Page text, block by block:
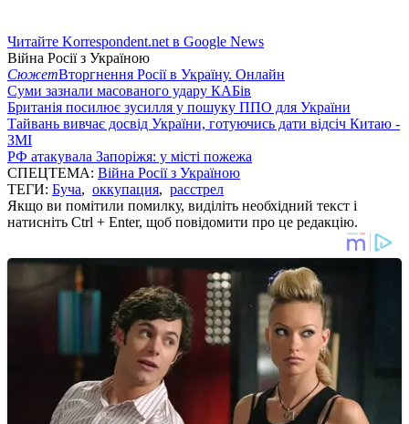
Читайте Korrespondent.net в Google News
Війна Росії з Україною
СюжетВторгнення Росії в Україну. Онлайн
Суми зазнали масованого удару КАБів
Британія посилює зусилля у пошуку ППО для України
Тайвань вивчає досвід України, готуючись дати відсіч Китаю -
ЗМІ
РФ атакувала Запоріжя: у місті пожежа
СПЕЦТЕМА: Війна Росії з Україною
ТЕГИ: Буча, оккупация, расстрел
Якщо ви помітили помилку, виділіть необхідний текст і
натисніть Ctrl + Enter, щоб повідомити про це редакцію.